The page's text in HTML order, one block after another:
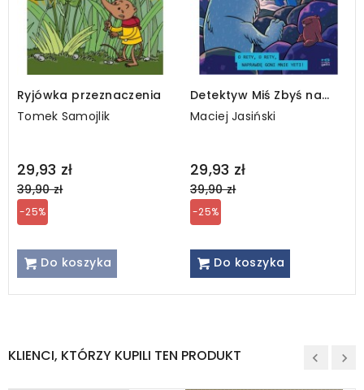
Ryjówka przeznaczenia
Tomek Samojlik
29,93 zł
Regular
price
39,90 zł
-25%
Do koszyka
Detektyw Miś Zbyś na
tropie. O rety, o rety,
naprawdę goni mnie
Maciej Jasiński
29,93 zł
Regular
price
39,90 zł
-25%
Do koszyka
KLIENCI, KTÓRZY KUPILI TEN PRODUKT